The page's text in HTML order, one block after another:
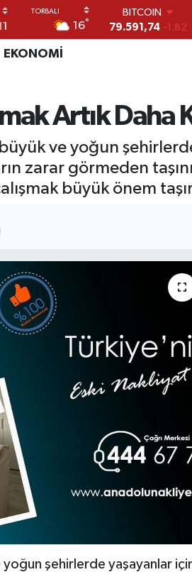
16°
DOLAR
45,43620 0.02
EURO
6862,09000 0.19
14.598,00 0
BITCOIN
79.591,74 -1.82
EKONOMİ
Artık Daha
ve yoğun
zarar görmeden
büyük önem
şehirlerde yaşayanlar